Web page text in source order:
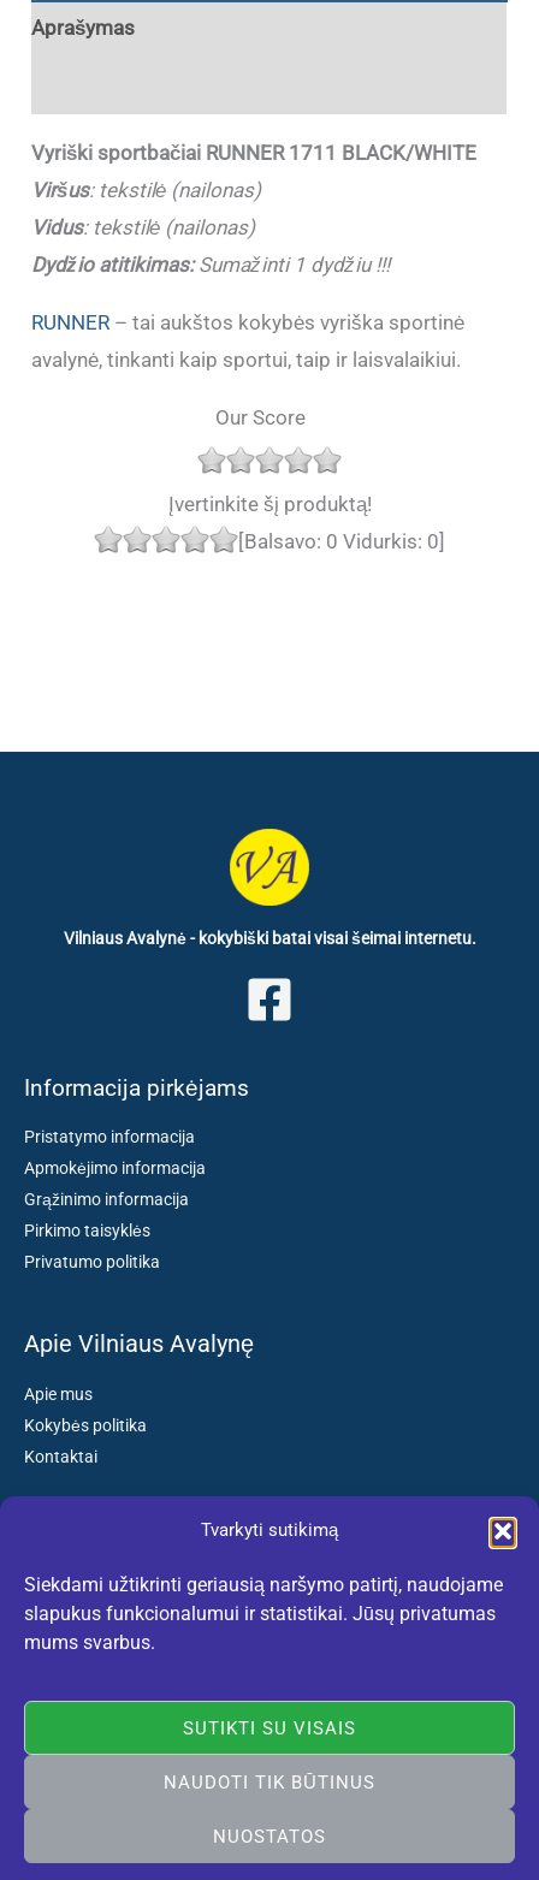
Tvarkyti sutikimą
Siekdami užtikrinti geriausią naršymo patirtį, naudojame
slapukus funkcionalumui ir statistikai. Jūsų privatumas
mums svarbus.
SUTIKTI SU VISAIS
NAUDOTI TIK BŪTINUS
NUOSTATOS
Aprašymas
Vyriški sportbačiai RUNNER 1711 BLACK/WHITE
Viršus: tekstilė (nailonas)
Vidus: tekstilė (nailonas)
Dydžio atitikimas:Sumažinti 1 dydžiu !!!
RUNNER – tai aukštos kokybės vyriška sportinė
avalynė, tinkanti kaip sportui, taip ir laisvalaikiui.
Our Score
Įvertinkite šį produktą!
[Balsavo: 0 Vidurkis: 0]
Vilniaus Avalynė - kokybiški batai visai šeimai internetu.
Informacija pirkėjams
Pristatymo informacija
Apmokėjimo informacija
Grąžinimo informacija
Pirkimo taisyklės
Privatumo politika
Apie Vilniaus Avalynę
Apie mus
Kokybės politika
Kontaktai
El. paštas: kokybiskibatai@gmail.com
Tel. +370 659 77132
© 2005-2026 Vilniaus Avalynė. Visos teisės saugomos. Sukurta
Vilniausweb